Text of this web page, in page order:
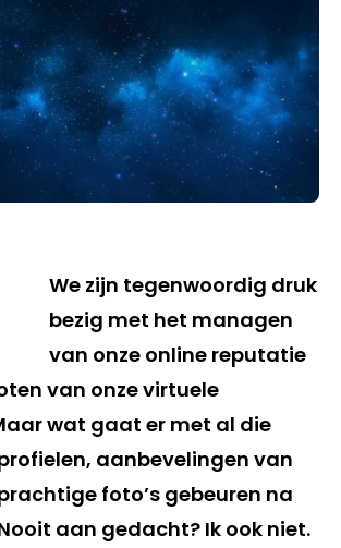
We zijn tegenwoordig druk
bezig met het managen
van onze online reputatie
van onze virtuele
wat gaat er met al die
aanbevelingen van
foto’s gebeuren na
aan gedacht? Ik ook niet.